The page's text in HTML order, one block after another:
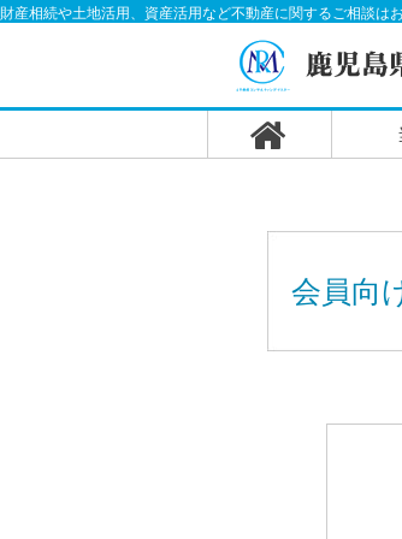
財産相続や土地活用、資産活用など不動産に関するご相談は
会員向